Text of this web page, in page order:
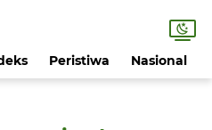
Peristiwa Nasional